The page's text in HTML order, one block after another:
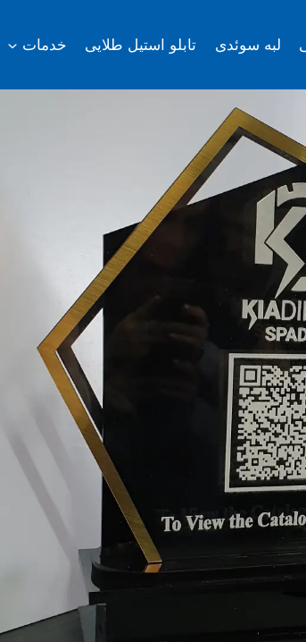
لبه سوئدی تابلو استیل طلایی خدمات